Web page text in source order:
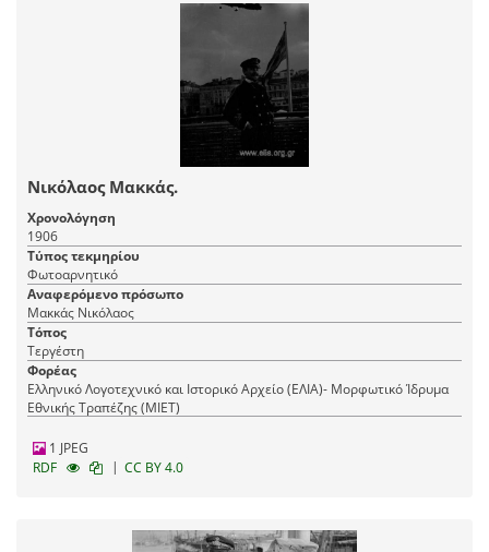
Νικόλαος Μακκάς.
Χρονολόγηση
1906
Τύπος τεκμηρίου
Φωτοαρνητικό
Αναφερόμενο πρόσωπο
Μακκάς Νικόλαος
Τόπος
Τεργέστη
Φορέας
Ελληνικό Λογοτεχνικό και Ιστορικό Αρχείο (ΕΛΙΑ)- Μορφωτικό Ίδρυμα
Εθνικής Τραπέζης (ΜΙΕΤ)
1 JPEG
RDF
| CC BY 4.0